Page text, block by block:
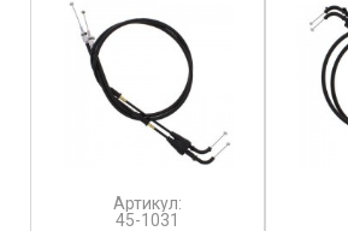
Артикул:
45-1031